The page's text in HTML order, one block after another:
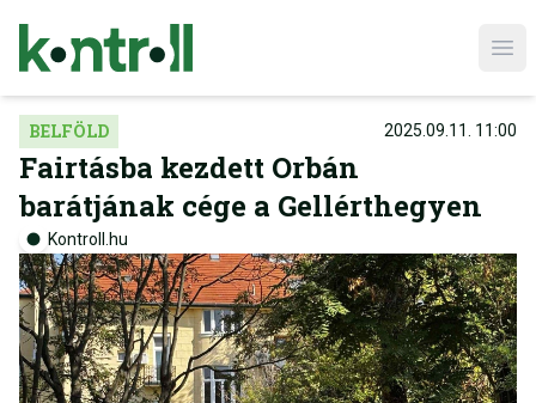
BELFÖLD 2025.09.11. 11:00
Fairtásba kezdett Orbán
barátjának cége a Gellérthegyen
Kontroll.hu